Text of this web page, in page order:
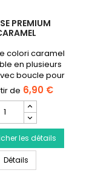
PREMIUM
colori caramel
en plusieurs
boucle pour
la médaille du
un flasher.
6,90 €
quantité
Premium
les détails
Détails